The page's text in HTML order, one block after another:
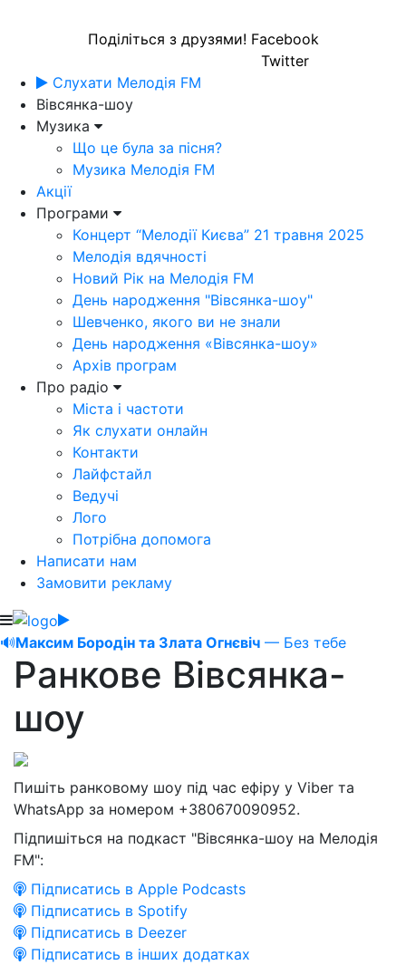
Поділіться з друзями! Facebook
Twitter
Слухати Мелодія FM
Вівсянка-шоу
Музика
Що це була за пісня?
Музика Мелодія FM
Акції
Програми
Концерт “Мелодії Києва” 21 травня 2025
Мелодія вдячності
Новий Рік на Мелодія FM
День народження "Вівсянка-шоу"
Шевченко, якого ви не знали
День народження «Вівсянка-шоу»
Архів програм
Про радіо
Міста і частоти
Як слухати онлайн
Контакти
Лайфстайл
Ведучі
Лого
Потрібна допомога
Написати нам
Замовити рекламу
🔊Максим Бородін та Злата Огнєвіч — Без тебе
Ранкове Вівсянка-
шоу
Пишіть ранковому шоу під час ефіру у Viber та
WhatsApp за номером +380670090952.
Підпишіться на подкаст "Вівсянка-шоу на Мелодія
FM":
Підписатись в Apple Podcasts
Підписатись в Spotify
Підписатись в Deezer
Підписатись в інших додатках